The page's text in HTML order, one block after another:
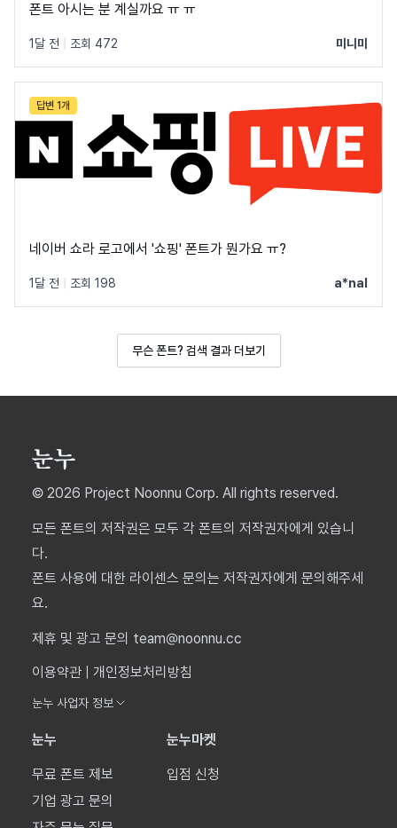
폰트 아시는 분 계실까요 ㅠ ㅠ
1달 전 조회 472 미니미
답변 1개
네이버 쇼라 로고에서 '쇼핑' 폰트가 뭔가요 ㅠ?
1달 전 조회 198 a*nal
무슨 폰트? 검색 결과 더보기
© 2026 Project Noonnu Corp. All rights reserved.
모든 폰트의 저작권은 모두 각 폰트의 저작권자에게 있습니
다.
폰트 사용에 대한 라이센스 문의는 저작권자에게 문의해주세
요.
제휴 및 광고 문의 team@noonnu.cc
이용약관
개인정보처리방침
눈누 사업자 정보
눈누
무료 폰트 제보
기업 광고 문의
눈누마켓
입점 신청